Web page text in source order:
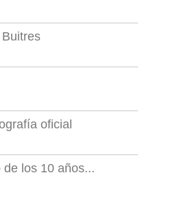
oficial
de los 10 años...